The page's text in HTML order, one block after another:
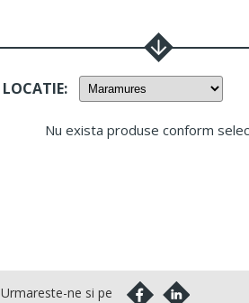
LOCATIE:
Nu exista produse conform